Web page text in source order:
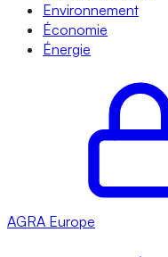
Environnement
Économie
Énergie
AGRA Europe